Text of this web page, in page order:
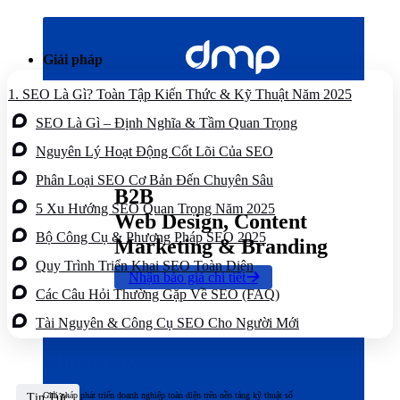
dung
Giải pháp
B2B
Web Design, Content
Marketing & Branding
Nhận báo giá chi tiết
Giải pháp phát triển doanh nghiệp toàn diện trên nền tảng kỹ thuật số
1. SEO Là Gì? Toàn Tập Kiến Thức & Kỹ Thuật Năm 2025
SEO Là Gì – Định Nghĩa & Tầm Quan Trọng
Nguyên Lý Hoạt Động Cốt Lõi Của SEO
Phân Loại SEO Cơ Bản Đến Chuyên Sâu
5 Xu Hướng SEO Quan Trọng Năm 2025
Bộ Công Cụ & Phương Pháp SEO 2025
Quy Trình Triển Khai SEO Toàn Diện
Các Câu Hỏi Thường Gặp Về SEO (FAQ)
Tài Nguyên & Công Cụ SEO Cho Người Mới